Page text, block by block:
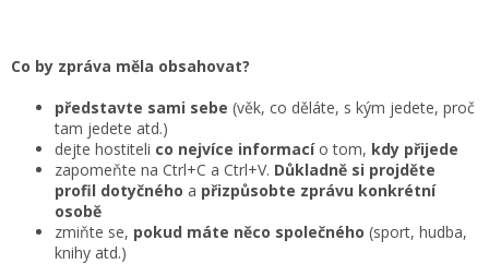
Co by zpráva měla obsahovat?
představte sami sebe (věk, co děláte, s kým jedete, proč
tam jedete atd.)
dejte hostiteli co nejvíce informacío tom, kdy přijede
zapomeňte na Ctrl+C a Ctrl+V. Důkladně si projděte
profil dotyčného a přizpůsobte zprávu konkrétní
osobě
zmiňte se, pokud máte něco společného (sport, hudba,
knihy atd.)